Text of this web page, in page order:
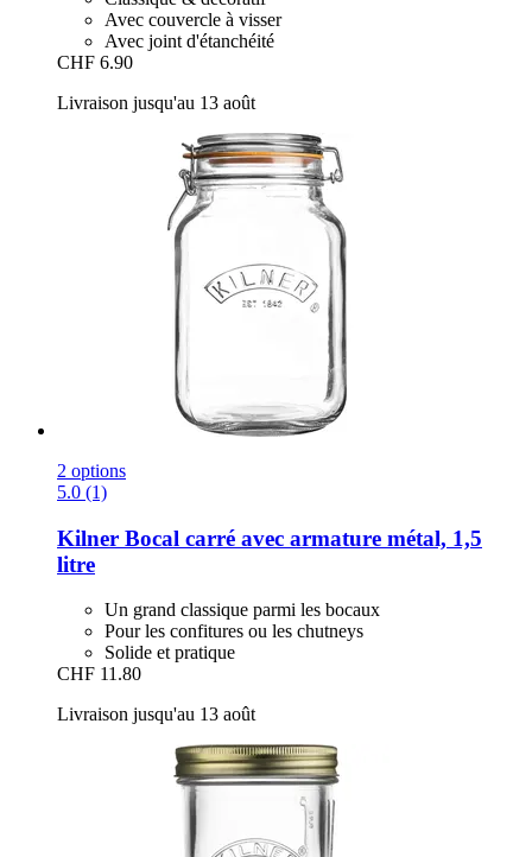
Avec couvercle à visser
Avec joint d'étanchéité
CHF 6.90
Livraison jusqu'au 13 août
2 options
5.0 (1)
Kilner Bocal carré avec armature métal, 1,5
litre
Un grand classique parmi les bocaux
Pour les confitures ou les chutneys
Solide et pratique
CHF 11.80
Livraison jusqu'au 13 août